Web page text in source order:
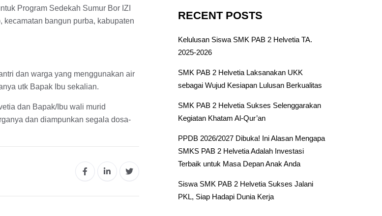
Program Sedekah Sumur Bor IZI
bangun purba, kabupaten
dan warga yang menggunakan air
utk Bapak Ibu sekalian.
dan Bapak/Ibu wali murid
dan diampunkan segala dosa-
RECENT POSTS
Kelulusan Siswa SMK PAB 2 Helvetia TA.
2025-2026
SMK PAB 2 Helvetia Laksanakan UKK
sebagai Wujud Kesiapan Lulusan Berkualitas
SMK PAB 2 Helvetia Sukses Selenggarakan
Kegiatan Khatam Al-Qur’an
PPDB 2026/2027 Dibuka! Ini Alasan Mengapa
SMKS PAB 2 Helvetia Adalah Investasi
Terbaik untuk Masa Depan Anak Anda
Siswa SMK PAB 2 Helvetia Sukses Jalani
PKL, Siap Hadapi Dunia Kerja